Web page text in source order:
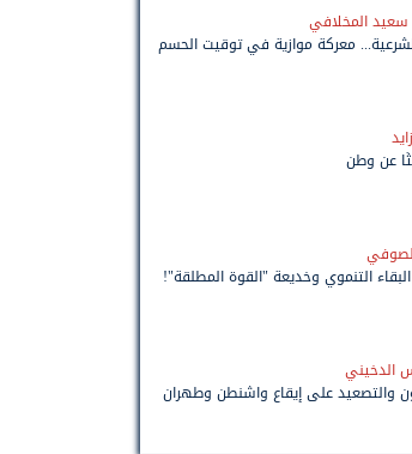
المخلافي
معركة موازية في توقيت الحسم
عن وطن
التنموي وخديعة "القوة المطلقة"!
الدخيني
والتصعيد على إيقاع واشنطن وطهران